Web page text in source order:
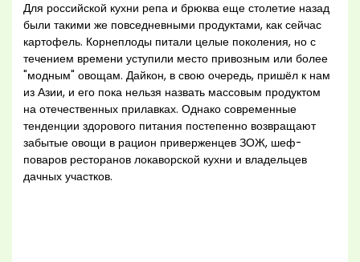
Для российской кухни репа и брюква еще столетие назад
были такими же повседневными продуктами, как сейчас
картофель. Корнеплоды питали целые поколения, но с
течением времени уступили место привозным или более
"модным" овощам. Дайкон, в свою очередь, пришёл к нам
из Азии, и его пока нельзя назвать массовым продуктом
на отечественных прилавках. Однако современные
тенденции здорового питания постепенно возвращают
забытые овощи в рацион приверженцев ЗОЖ, шеф-
поваров ресторанов локаворской кухни и владельцев
дачных участков.